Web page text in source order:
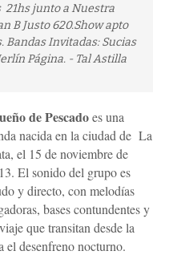
21hs junto a Nuestra
B Justo 620.Show apto
Bandas Invitadas: Sucias
Página. - Tal Astilla
de Pescadoes una
nacida en la ciudad de La
el 15 de noviembre de
El sonido del grupo es
y directo, con melodías
bases contundentes y
que transitan desde la
el desenfreno nocturno.